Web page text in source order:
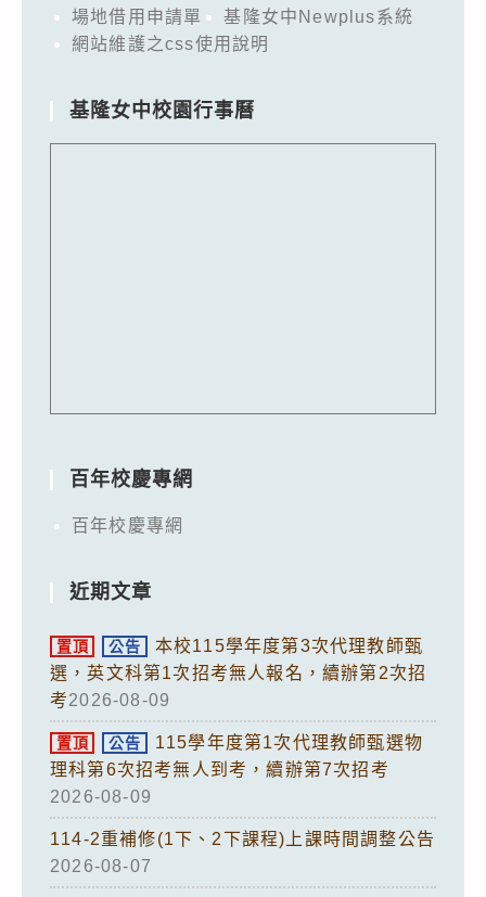
場地借用申請單
基隆女中Newplus系統
網站維護之css使用說明
基隆女中校園行事曆
百年校慶專網
百年校慶專網
近期文章
置頂 公告
本校115學年度第3次代理教師甄
選，英文科第1次招考無人報名，續辦第2次招
考2026-08-09
置頂 公告
115學年度第1次代理教師甄選物
理科第6次招考無人到考，續辦第7次招考
2026-08-09
114-2重補修(1下、2下課程)上課時間調整公告
2026-08-07